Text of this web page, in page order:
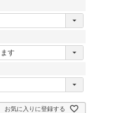
お気に入りに登録する